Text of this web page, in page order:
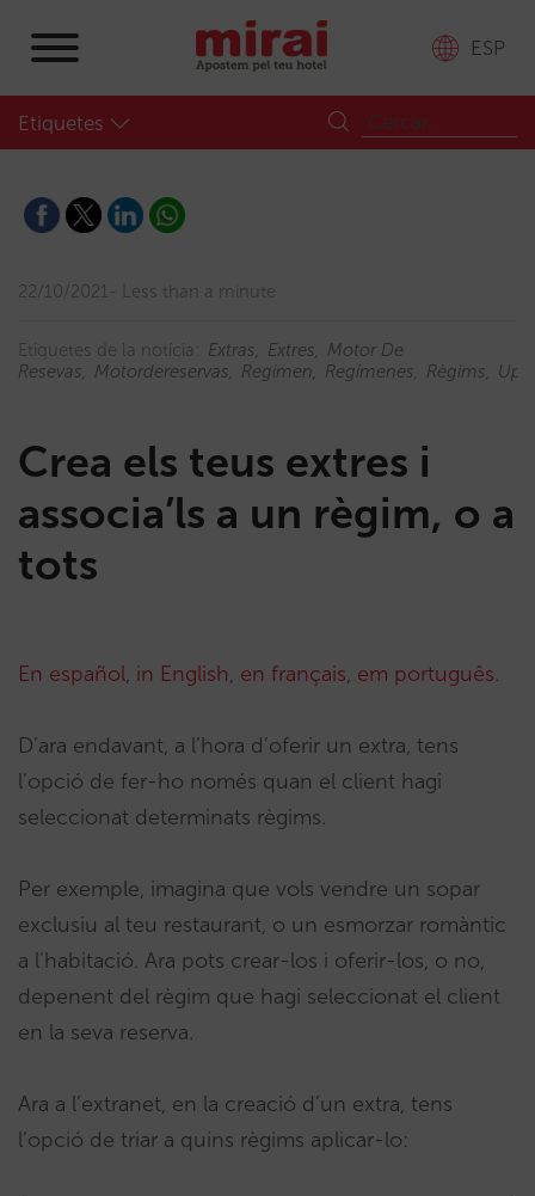
ESP
Etiquetes
22/10/2021 Less than a minute
Etiquetes de la notícia: Extras Extres
Motor De
Resevas
Motordereservas Regimen Regímenes Règims
Crea els teus extres i
associa’ls a un règim, o a
tots
En español, in English, en français, em português.
D’ara endavant, a l’hora d’oferir un extra, tens
l’opció de fer-ho només quan el client hagi
seleccionat determinats règims.
Per exemple, imagina que vols vendre un sopar
exclusiu al teu restaurant, o un esmorzar romàntic
a l’habitació. Ara pots crear-los i oferir-los, o no,
depenent del règim que hagi seleccionat el client
en la seva reserva.
Ara a l’extranet, en la creació d’un extra, tens
l’opció de triar a quins règims aplicar-lo: